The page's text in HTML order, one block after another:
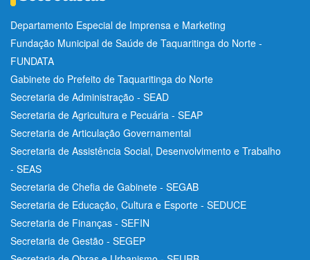
Departamento Especial de Imprensa e Marketing
Fundação Municipal de Saúde de Taquaritinga do Norte -
FUNDATA
Gabinete do Prefeito de Taquaritinga do Norte
Secretaria de Administração - SEAD
Secretaria de Agricultura e Pecuária - SEAP
Secretaria de Articulação Governamental
Secretaria de Assistência Social, Desenvolvimento e Trabalho
- SEAS
Secretaria de Chefia de Gabinete - SEGAB
Secretaria de Educação, Cultura e Esporte - SEDUCE
Secretaria de Finanças - SEFIN
Secretaria de Gestão - SEGEP